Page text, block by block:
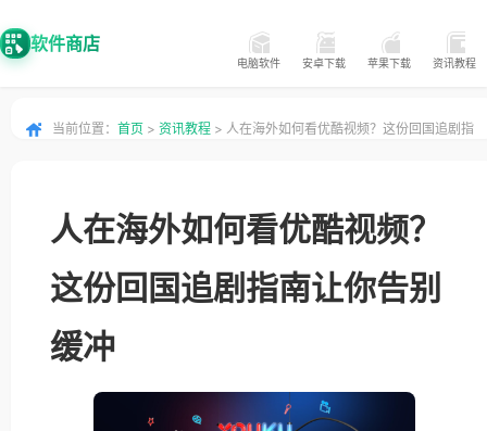
软件商店
电脑软件 安卓下载 苹果下载 资讯教程
当前位置： 首页 > 资讯教程 > 人在海外如何看优酷视频？这份回国追剧指
人在海外如何看优酷视频？
这份回国追剧指南让你告别
缓冲